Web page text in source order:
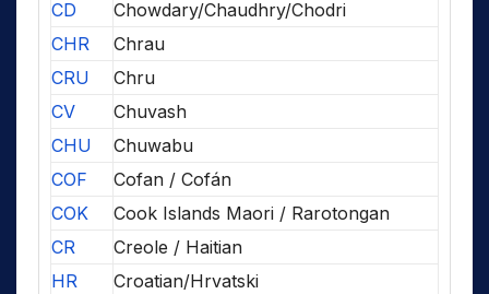
CD
Chowdary/Chaudhry/Chodri
CHR
Chrau
CRU
Chru
CV
Chuvash
CHU
Chuwabu
COF
Cofan / Cofán
COK
Cook Islands Maori / Rarotongan
CR
Creole / Haitian
HR
Croatian/Hrvatski